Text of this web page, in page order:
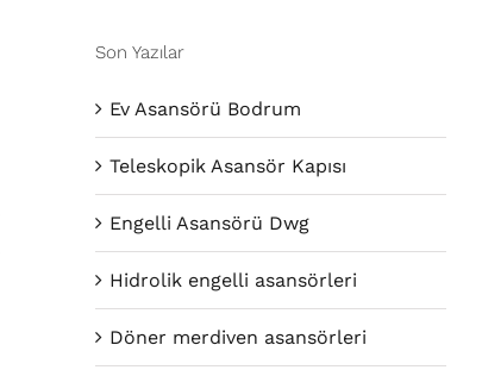
Son Yazılar
Ev Asansörü Bodrum
Teleskopik Asansör Kapısı
Engelli Asansörü Dwg
Hidrolik engelli asansörleri
Döner merdiven asansörleri